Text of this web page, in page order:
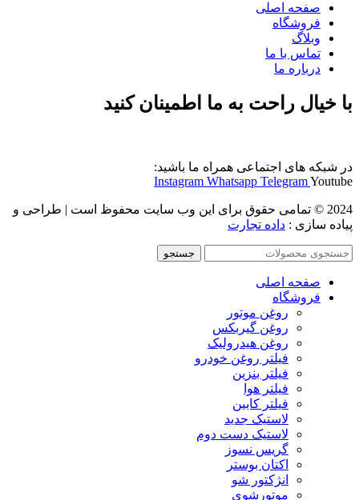
صفحه اصلی
فروشگاه
وبلاگ
تماس با ما
درباره ما
با خیال راحت به ما اطمینان کنید
در شبکه های اجتماعی همراه ما باشید:
Instagram Whatsapp TelegramYoutube
2024 © تمامی حقوق برای این وب سایت محفوظ است | طراحی و
پیاده سازی : داده تجارت
جستجو
صفحه اصلی
فروشگاه
روغن موتور
روغن گیربکس
روغن هیدرولیک
فیلتر روغن خودرو
فیلتر بنزین
فیلتر هوا
فیلتر کابین
لاستیک جدید
لاستیک دست دوم
گریس نسوز
اکتان بوستر
انژکتور شو
موتورشوی